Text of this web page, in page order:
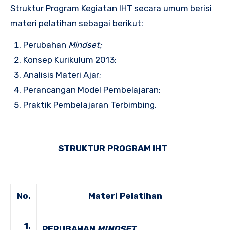
Struktur Program Kegiatan IHT secara umum berisi
materi pelatihan sebagai berikut:
Perubahan Mindset;
Konsep Kurikulum 2013;
Analisis Materi Ajar;
Perancangan Model Pembelajaran;
Praktik Pembelajaran Terbimbing.
STRUKTUR PROGRAM IHT
No. Materi Pelatihan
1.